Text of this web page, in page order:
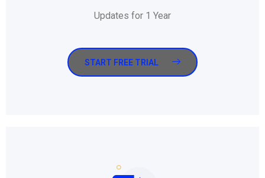
Updates for 1 Year
START FREE TRIAL